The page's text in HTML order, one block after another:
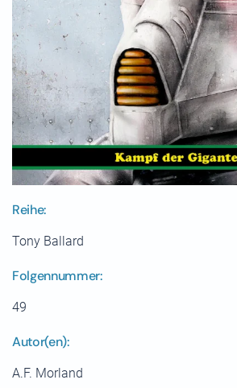
Reihe:
Tony Ballard
Folgennummer:
49
Autor(en):
A.F. Morland